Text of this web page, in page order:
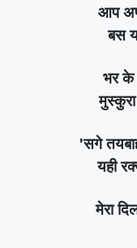
आप
बस
भर के
'सगे
यही
मेरा